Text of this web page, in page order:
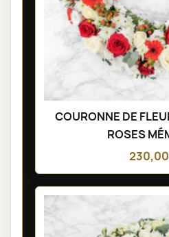
COURONNE DE
ROSES